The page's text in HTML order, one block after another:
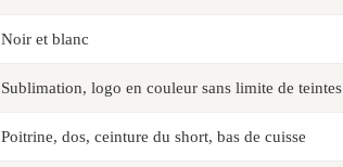
Noir et blanc
Sublimation, logo en couleur sans limite de teintes
Poitrine, dos, ceinture du short, bas de cuisse